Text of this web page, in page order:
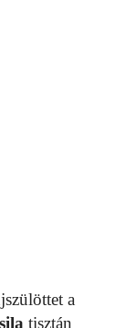
a
tisztán